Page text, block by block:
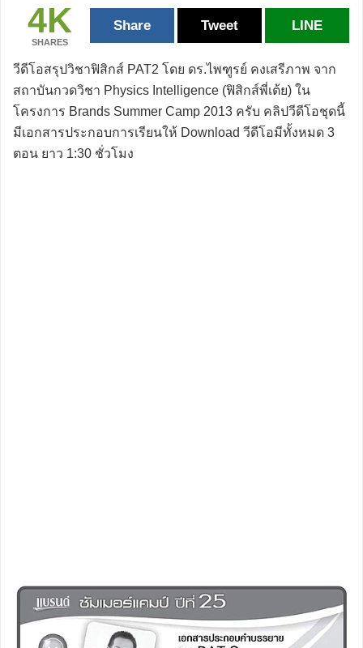
4K
SHARES
Share Tweet LINE
วีดีโอสรุปวิชาฟิสิกส์ PAT2 โดย ดร.ไพฑูรย์ คงเสรีภาพ จาก
สถาบันกวดวิชา Physics Intelligence (ฟิสิกส์พี่เต้ย) ใน
โครงการ Brands Summer Camp 2013 ครับ คลิปวีดีโอชุดนี้
มีเอกสารประกอบการเรียนให้ Download วีดีโอมีทั้งหมด 3
ตอน ยาว 1:30 ชั่วโมง